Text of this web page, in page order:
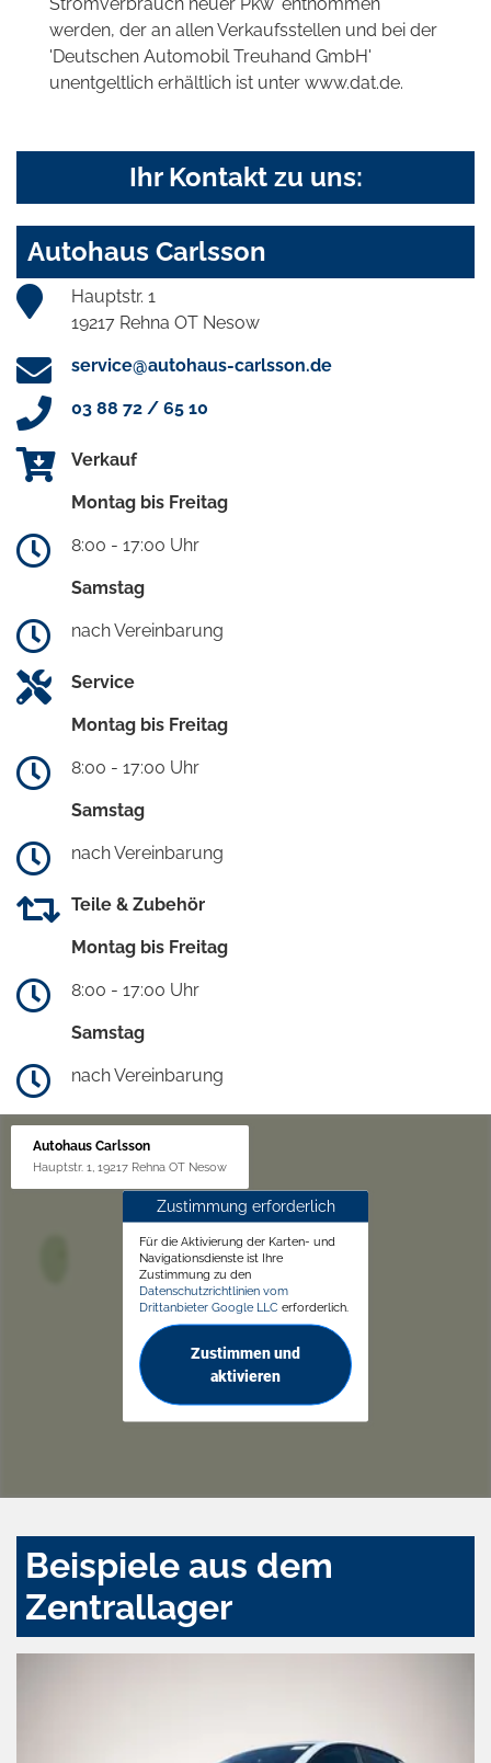
werden, der an allen Verkaufsstellen und bei der
'Deutschen Automobil Treuhand GmbH'
unentgeltlich erhältlich ist unter www.dat.de.
Ihr Kontakt zu uns:
Autohaus Carlsson
Hauptstr. 1
19217 Rehna OT Nesow
service@autohaus-carlsson.de
03 88 72 / 65 10
Verkauf
Montag bis Freitag
8:00 - 17:00 Uhr
Samstag
nach Vereinbarung
Service
Montag bis Freitag
8:00 - 17:00 Uhr
Samstag
nach Vereinbarung
Teile & Zubehör
Montag bis Freitag
8:00 - 17:00 Uhr
Samstag
nach Vereinbarung
Autohaus Carlsson
Hauptstr. 1, 19217 Rehna OT Nesow
Zustimmung erforderlich
Für die Aktivierung der Karten- und
Navigationsdienste ist Ihre
Zustimmung zu den
Datenschutzrichtlinien vom
Drittanbieter Google LLC erforderlich.
Zustimmen und
aktivieren
Beispiele aus dem
Zentrallager